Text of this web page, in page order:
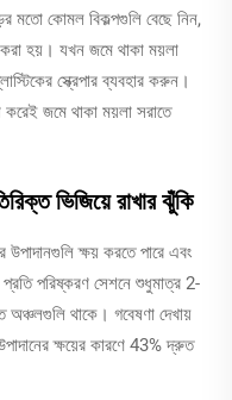
মতো কোমল বিকল্পগুলি বেছে নিন,
করা হয়। যখন জমে থাকা ময়লা
স্ক্রেপার ব্যবহার করুন।
করেই জমে থাকা ময়লা সরাতে
ভিজিয়ে রাখার ঝুঁকি
ক্ষয় করতে পারে এবং
প্রতি পরিষ্করণ সেশনে শুধুমাত্র 2-
থাকে। গবেষণা দেখায়
ক্ষয়ের কারণে 43% দ্রুত